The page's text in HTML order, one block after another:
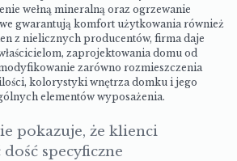
wełną mineralną oraz ogrzewanie
gwarantują komfort użytkowania również
z nielicznych producentów, firma daje
zaprojektowania domu od
zarówno rozmieszczenia
kolorystyki wnętrza domku i jego
elementów wyposażenia.
pokazuje, że klienci
specyficzne